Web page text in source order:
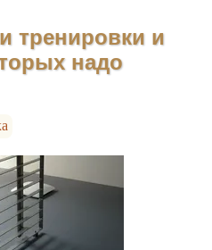
тренировки и
надо